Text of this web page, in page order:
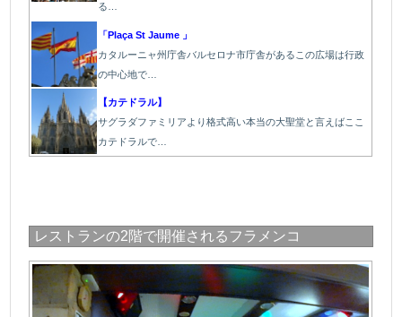
る…
「Plaça St Jaume 」
カタルーニャ州庁舎バルセロナ市庁舎があるこの広場は行政
の中心地で…
【カテドラル】
サグラダファミリアより格式高い本当の大聖堂と言えばここ
カテドラルで…
レストランの2階で開催されるフラメンコ